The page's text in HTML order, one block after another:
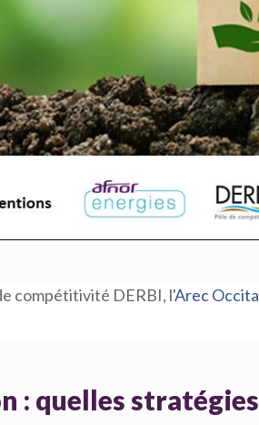
compétitivité DERBI, l'Arec
: quelles